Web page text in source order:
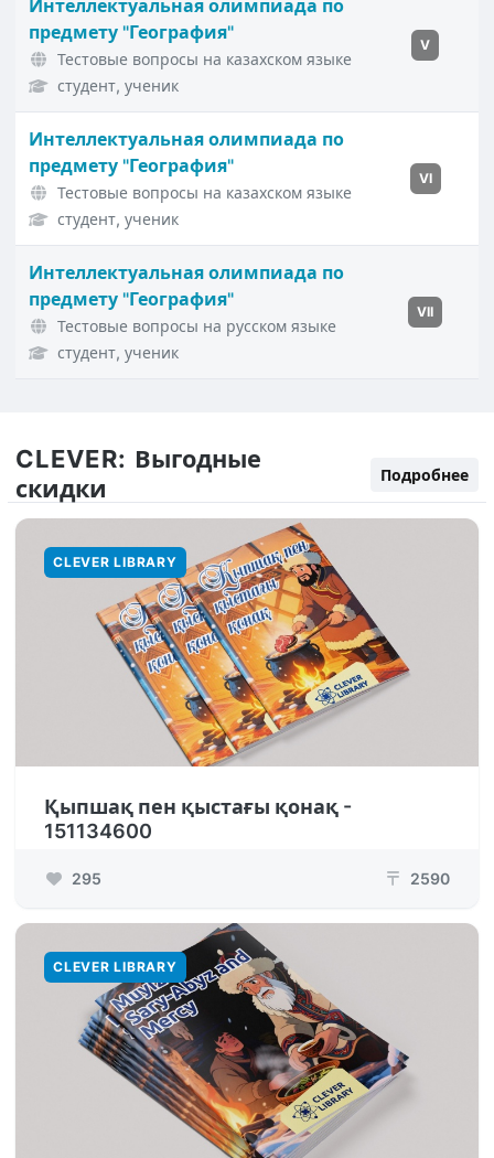
Интеллектуальная олимпиада по
предмету "География"
Тестовые вопросы на казахском языке
студент, ученик
V
Интеллектуальная олимпиада по
предмету "География"
Тестовые вопросы на казахском языке
студент, ученик
VI
Интеллектуальная олимпиада по
предмету "География"
Тестовые вопросы на русском языке
студент, ученик
VII
CLEVER: Выгодные
скидки
Подробнее
CLEVER LIBRARY
Қыпшақ пен қыстағы қонақ -
151134600
295 ₸ 2590
CLEVER LIBRARY